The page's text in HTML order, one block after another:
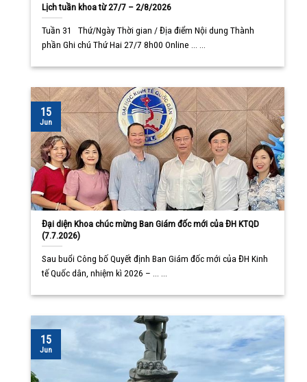
Lịch tuần khoa từ 27/7 – 2/8/2026
Tuần 31 Thứ/Ngày Thời gian / Địa điểm Nội dung Thành
phần Ghi chú Thứ Hai 27/7 8h00 Online ... ...
Đại diện Khoa chúc mừng Ban Giám đốc mới của ĐH KTQD
(7.7.2026)
Sau buổi Công bố Quyết định Ban Giám đốc mới của ĐH Kinh
tế Quốc dân, nhiệm kì 2026 – ... ...
15
Jun
15
Jun